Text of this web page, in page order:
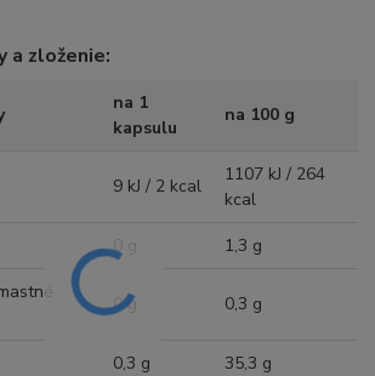
a zloženie:
na 1
kapsulu
na 100 g
9 kJ / 2 kcal
1107 kJ / 264
kcal
0 g
1,3 g
0 g 0,3 g
0,3 g
35,3 g